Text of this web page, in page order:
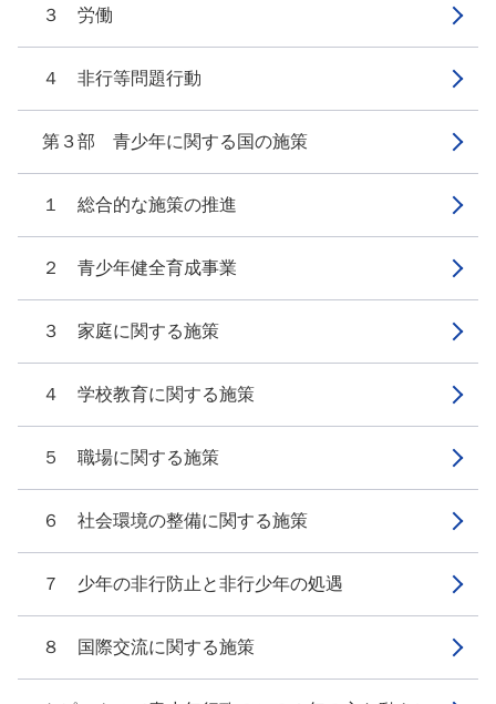
３ 労働
４ 非行等問題行動
第３部 青少年に関する国の施策
１ 総合的な施策の推進
２ 青少年健全育成事業
３ 家庭に関する施策
４ 学校教育に関する施策
５ 職場に関する施策
６ 社会環境の整備に関する施策
７ 少年の非行防止と非行少年の処遇
８ 国際交流に関する施策